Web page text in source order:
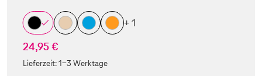
+ 1
24,95 €
Lieferzeit:1-3 Werktage